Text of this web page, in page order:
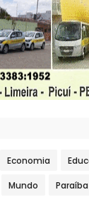
Economia
Mundo Paraíba